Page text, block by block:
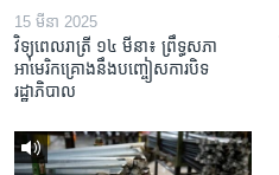
15 មីនា 2025
វិទ្យុពេលរាត្រី ១៤ មីនា៖ ព្រឹទ្ធសភា
អាមេរិកគ្រោងនឹងបញ្ចៀសការបិទ
រដ្ឋាភិបាល